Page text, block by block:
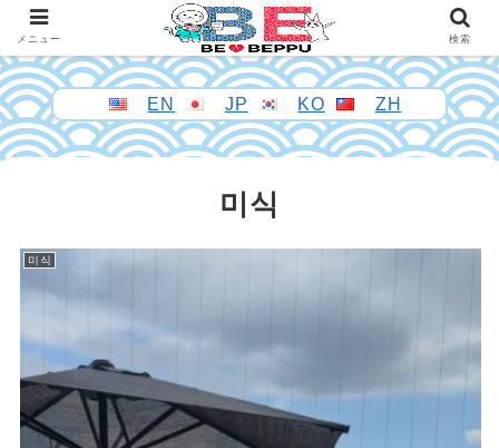
EN JP KO ZH
미식
미식
メニュー 検索